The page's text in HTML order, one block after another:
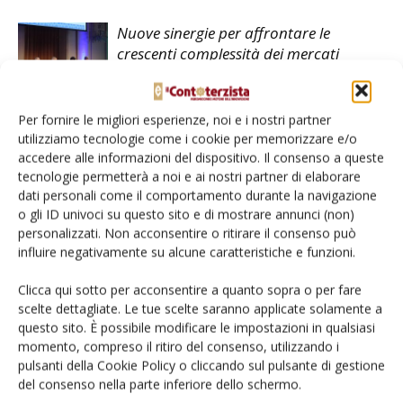
Per fornire le migliori esperienze, noi e i nostri partner
utilizziamo tecnologie come i cookie per memorizzare e/o
accedere alle informazioni del dispositivo. Il consenso a queste
tecnologie permetterà a noi e ai nostri partner di elaborare
dati personali come il comportamento durante la navigazione
o gli ID univoci su questo sito e di mostrare annunci (non)
personalizzati. Non acconsentire o ritirare il consenso può
influire negativamente su alcune caratteristiche e funzioni.
Clicca qui sotto per acconsentire a quanto sopra o per fare
scelte dettagliate. Le tue scelte saranno applicate solamente a
questo sito. È possibile modificare le impostazioni in qualsiasi
momento, compreso il ritiro del consenso, utilizzando i
pulsanti della Cookie Policy o cliccando sul pulsante di gestione
del consenso nella parte inferiore dello schermo.
Nuove sinergie per affrontare le
crescenti complessità dei mercati
LASCIA UN COMMENTO